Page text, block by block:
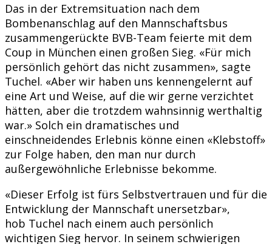
Das in der Extremsituation nach dem
Bombenanschlag auf den Mannschaftsbus
zusammengerückte BVB-Team feierte mit dem
Coup in München einen großen Sieg. «Für mich
persönlich gehört das nicht zusammen», sagte
Tuchel. «Aber wir haben uns kennengelernt auf
eine Art und Weise, auf die wir gerne verzichtet
hätten, aber die trotzdem wahnsinnig werthaltig
war.» Solch ein dramatisches und
einschneidendes Erlebnis könne einen «Klebstoff»
zur Folge haben, den man nur durch
außergewöhnliche Erlebnisse bekomme.
«Dieser Erfolg ist fürs Selbstvertrauen und für die
Entwicklung der Mannschaft unersetzbar»,
hob Tuchel nach einem auch persönlich
wichtigen Sieg hervor. In seinem schwierigen